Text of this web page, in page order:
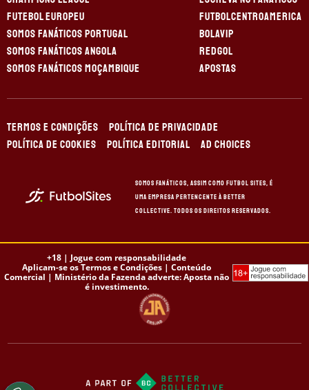
FUTEBOL EUROPEU
SOMOS FANÁTICOS PORTUGAL
SOMOS FANÁTICOS ANGOLA
SOMOS FANÁTICOS MOÇAMBIQUE
FUTBOLCENTROAMERICA
BOLAVIP
REDGOL
APOSTAS
TERMOS E CONDIÇÕES
POLÍTICA DE PRIVACIDADE
POLÍTICA DE COOKIES
POLÍTICA EDITORIAL AD CHOICES
Somos Fanáticos, assim como Futbol Sites, é
uma empresa pertencente à Better
Collective. Todos os direitos reservados.
+18 | Jogue com responsabilidade
Aplicam-se os Termos e Condições | Conteúdo
Comercial | Ministério da Fazenda adverte: Aposta não
é investimento.